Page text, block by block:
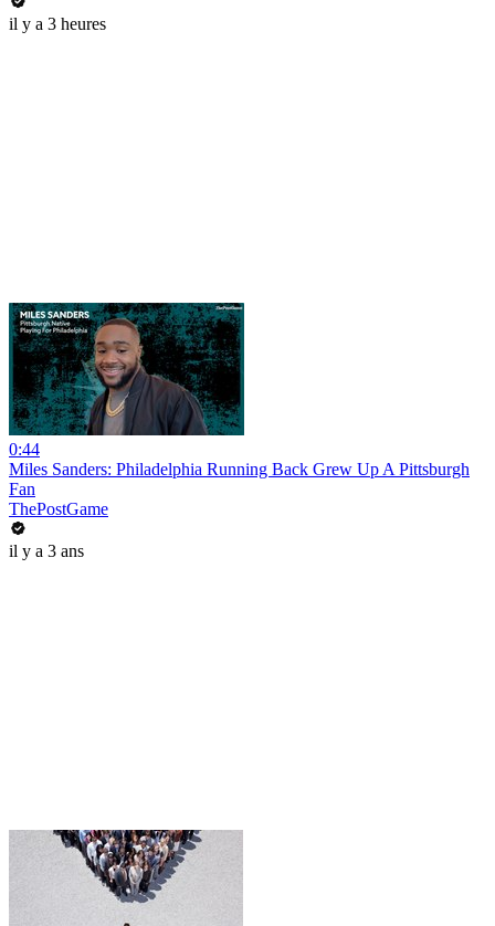
il y a 3 heures
0:44
Miles Sanders: Philadelphia Running Back Grew Up A Pittsburgh
Fan
ThePostGame
il y a 3 ans